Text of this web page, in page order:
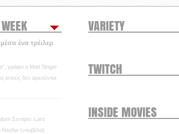
ένα τρέιλερ
γράφει ο Matt Singer
ιστούς δεν αρκούνται
Σενάριο: Lars
Nesbø (νουβέλα)
VARIETY
TWITCH
INSIDE MOVIES